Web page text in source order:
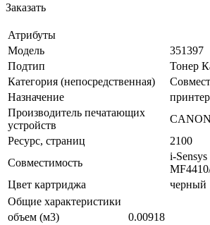
Заказать
Атрибуты
Модель
351397
Подтип
Тонер
Категория (непосредственная)
Назначение
Производитель печатающих
устройств
CANON
Ресурс, страниц
2100
Совместимость
i-Sensys
Цвет картриджа
черный
Общие характеристики
объем (м3)
0.00918